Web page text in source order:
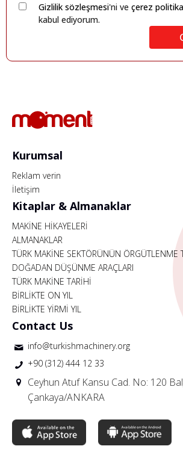
Gizlilik sözleşmesi'ni ve çerez
kabul ediyorum.
Kurumsal
Reklam verin
İletişim
Kitaplar & Almanaklar
MAKİNE HİKAYELERİ
ALMANAKLAR
TÜRK MAKİNE SEKTÖRÜNÜN ÖRGÜTLENME
DOĞADAN DÜŞÜNME ARAÇLARI
TÜRK MAKİNE TARİHİ
BİRLİKTE ON YIL
BİRLİKTE YİRMİ YIL
Contact Us
info@turkishmachinery.org
+90 (312) 444 12 33
Ceyhun Atuf Kansu Cad. No: 120
Çankaya/ANKARA